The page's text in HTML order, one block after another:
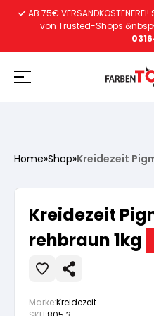
Vorbereitung
Wasserlösliche
Lacke
Vorbereitung
Autoreparatur
Vorbereitung
Innenfarben
AB 75€
von Trusted-Shops &nbsp
Home»Shop»Kreidezeit
Kreidezeit
rehbraun 1kg
Marke:Kreidezeit